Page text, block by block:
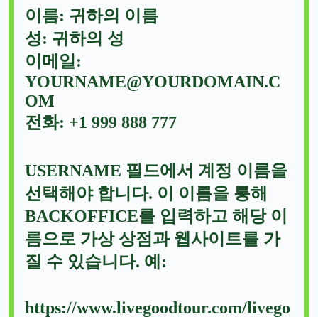
이름: 귀하의 이름
성: 귀하의 성
이메일:
YOURNAME@YOURDOMAIN.C
OM
전화: +1 999 888 777
USERNAME 필드에서 계정 이름을
선택해야 합니다. 이 이름을 통해
BACKOFFICE를 입력하고 해당 이
름으로 가상 상점과 웹사이트를 가
질 수 있습니다. 예:
https://www.livegoodtour.com/livego